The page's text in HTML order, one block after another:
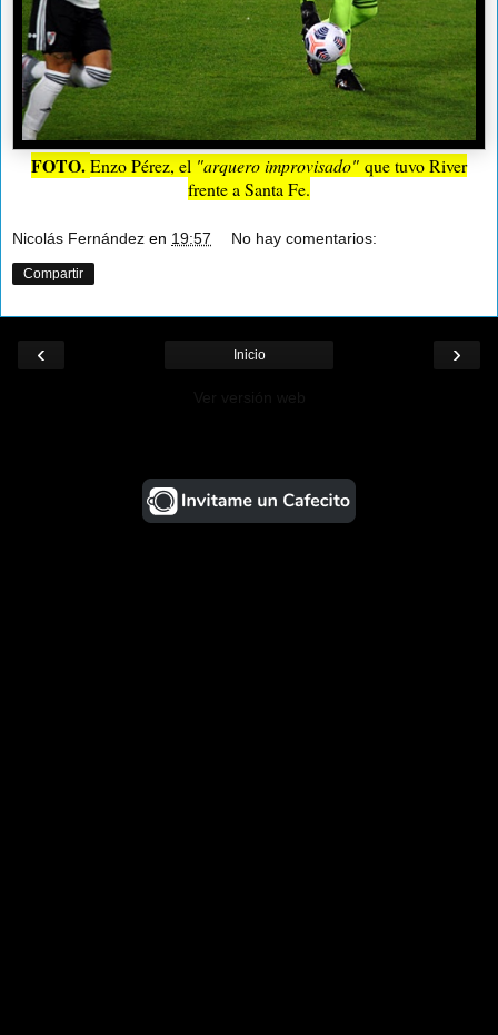
FOTO.Enzo Pérez, el "arquero improvisado" que tuvo River
frente a Santa Fe.
Nicolás Fernández en 19:57 No hay comentarios:
Compartir
‹ ›
Inicio